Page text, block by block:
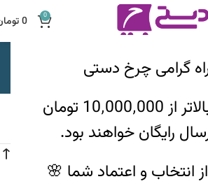
گرامی چرخ دستی
خریدهای بالاتر از 10٬000٬000 تومان
رایگان خواهند بود.
انتخاب و اعتماد شما 🌸
0
0
تکدسته دایکست
دایکست تابه تکدسته دایکست